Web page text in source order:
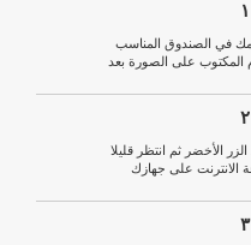
في الصندوق المناسب
المكتوب على الصورة بعد
الأخضر ثم انتظر قليلا
الانترنت على جهازك